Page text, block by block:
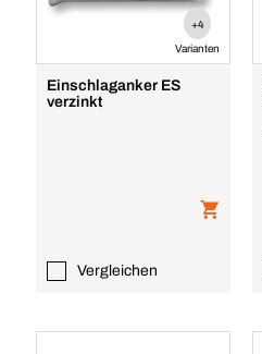
+4
Varianten
Einschlaganker ES
verzinkt
Vergleichen